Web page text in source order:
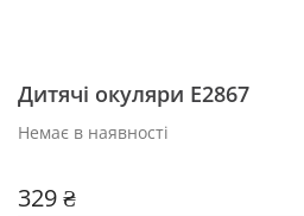
Дитячі окуляри Е2867
Немає в наявності
329 ₴